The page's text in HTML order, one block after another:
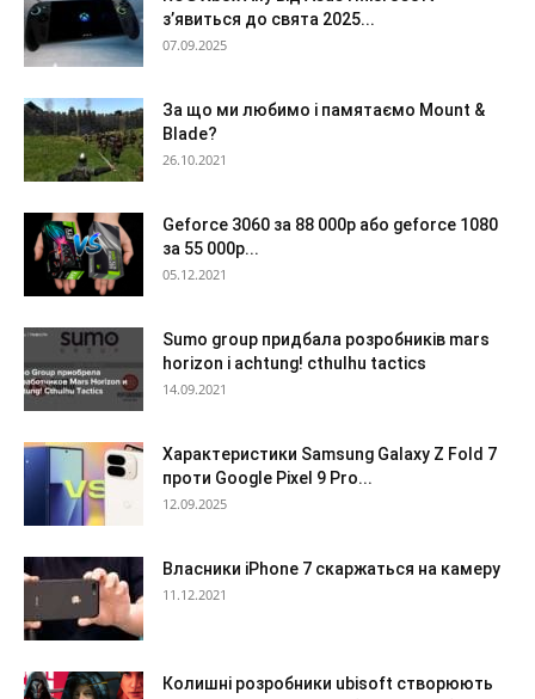
з’явиться до свята 2025...
07.09.2025
За що ми любимо і памятаємо Mount &
Blade?
26.10.2021
Geforce 3060 за 88 000р або geforce 1080
за 55 000р...
05.12.2021
Sumo group придбала розробників mars
horizon і achtung! cthulhu tactics
14.09.2021
Характеристики Samsung Galaxy Z Fold 7
проти Google Pixel 9 Pro...
12.09.2025
Власники iPhone 7 скаржаться на камеру
11.12.2021
Колишні розробники ubisoft створюють